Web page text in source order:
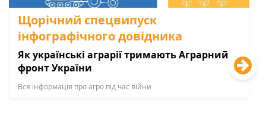
Щорічний спецвипуск
інфографічного довідника
Як українські аграрії тримають Аграрний
фронт України
Вся інформація про агро під час війни